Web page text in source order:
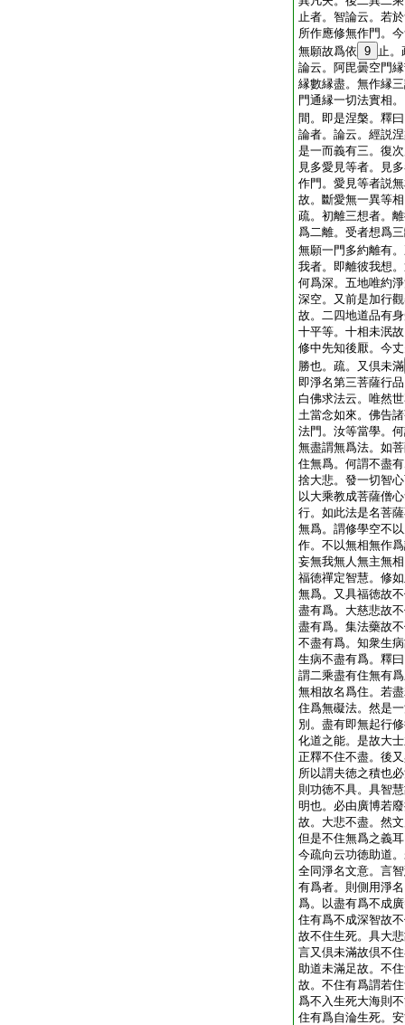
止者。智論云。若
所作應修無作門。
無願故爲依 9 止。
論云。阿毘曇空門
縁數縁盡。無作縁
門通縁一切法實相
間。即是涅槃。釋
論者。論云。經説
是一而義有三。復
見多愛見等者。見
作門。愛見等者説
故。斷愛無一異等
疏。初離三想者。
爲二離。受者想爲
無願一門多約離有
我者。即離彼我想
何爲深。五地唯約
深空。又前是加行
故。二四地道品有
十平等。十相未泯
修中先知後厭。今
勝也。疏。又倶未滿
即淨名第三菩薩行
白佛求法云。唯然
土當念如來。佛告
法門。汝等當學。
無盡謂無爲法。如
住無爲。何謂不盡
捨大悲。發一切智
以大乘教成菩薩僧
行。如此法是名菩
無爲。謂修學空不
作。不以無相無作
妄無我無人無主無
福徳禪定智慧。修
無爲。又具福徳故
盡有爲。大慈悲故
盡有爲。集法藥故
不盡有爲。知衆生
生病不盡有爲。釋
謂二乘盡有住無有
無相故名爲住。若
住爲無礙法。然是
別。盡有即無起行
化道之能。是故大
正釋不住不盡。後
所以謂夫徳之積也
則功徳不具。具智
明也。必由廣博若
故。大悲不盡。然
但是不住無爲之義
今疏向云功徳助道
全同淨名文意。言
有爲者。則側用淨
爲。以盡有爲不成
住有爲不成深智故
故不住生死。具大
言又倶未滿故倶不
助道未滿足故。不
故。不住有爲謂若
爲不入生死大海則
住有爲自淪生死。